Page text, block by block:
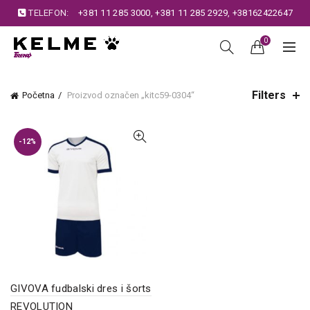
TELEFON: +381 11 285 3000,+381 11 285 2929, +38162422647
0
Početna Proizvod označen „kitc59-0304“ Filters
-12%
GIVOVA fudbalski dres i šorts
REVOLUTION